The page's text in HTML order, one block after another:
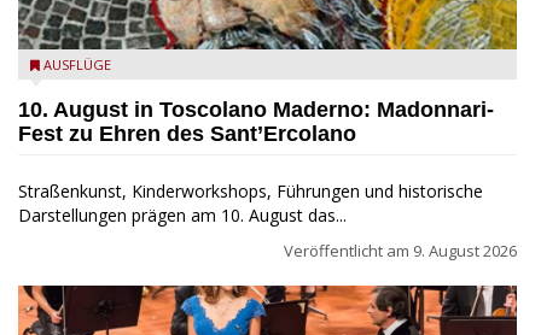
Toscolano Maderno: "Madonnari per Sant'Ercolano"
AUSFLÜGE
10. August in Toscolano Maderno: Madonnari-
Fest zu Ehren des Sant’Ercolano
Straßenkunst, Kinderworkshops, Führungen und historische
Darstellungen prägen am 10. August das...
Veröffentlicht am 9. August 2026